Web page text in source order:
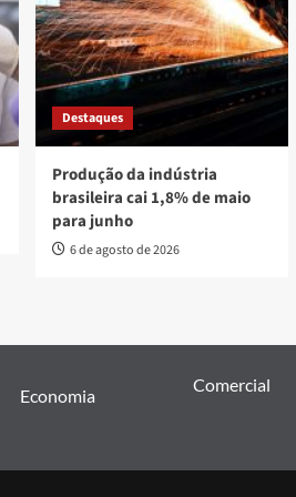
Destaques
Produção da indústria
brasileira cai 1,8% de maio
para junho
6 de agosto de 2026
Economia
Comercial